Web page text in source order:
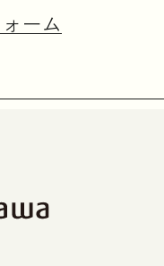
ーム